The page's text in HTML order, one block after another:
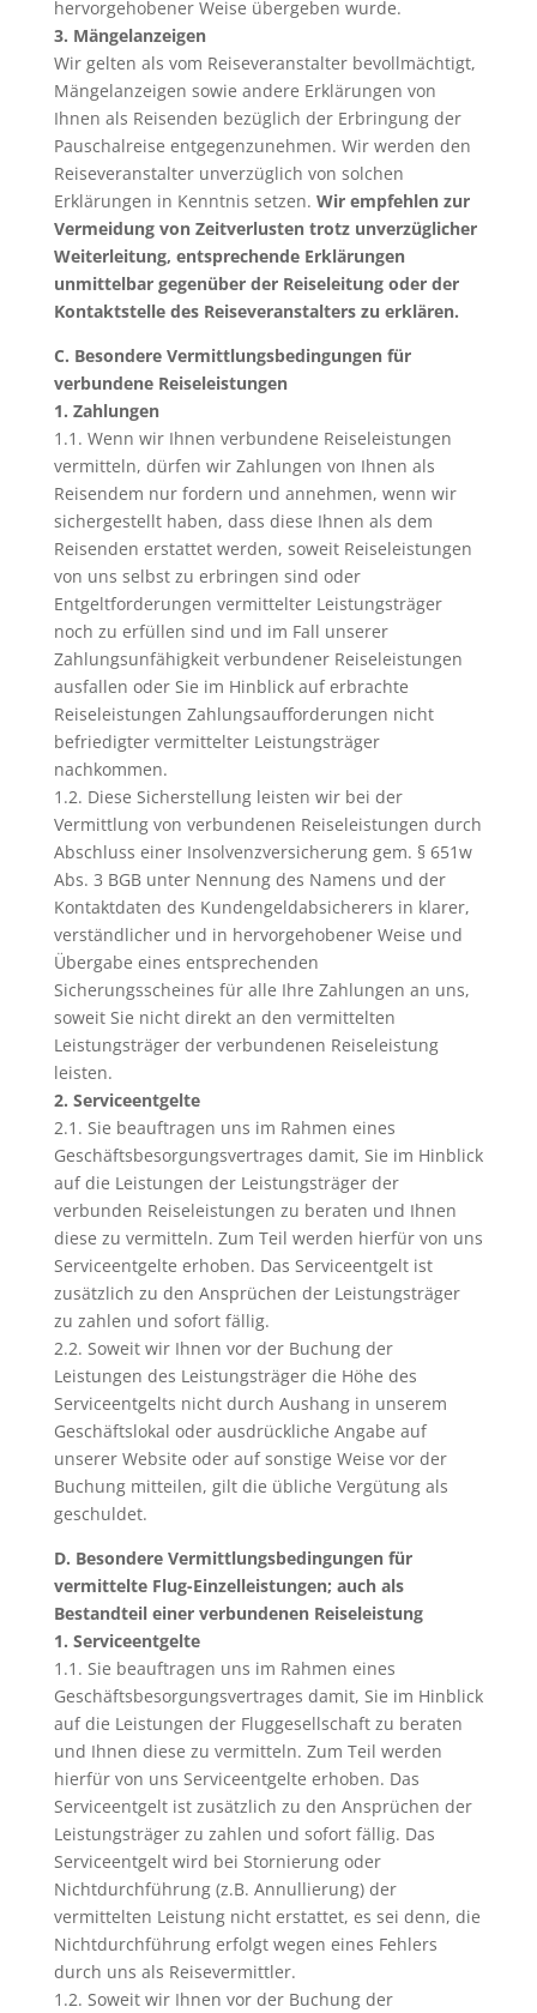
hervorgehobener Weise übergeben wurde.
3. Mängelanzeigen
Wir gelten als vom Reiseveranstalter bevollmächtigt,
Mängelanzeigen sowie andere Erklärungen von
Ihnen als Reisenden bezüglich der Erbringung der
Pauschalreise entgegenzunehmen. Wir werden den
Reiseveranstalter unverzüglich von solchen
Erklärungen in Kenntnis setzen. Wir empfehlen zur
Vermeidung von Zeitverlusten trotz unverzüglicher
Weiterleitung, entsprechende Erklärungen
unmittelbar gegenüber der Reiseleitung oder der
Kontaktstelle des Reiseveranstalters zu erklären.
C. Besondere Vermittlungsbedingungen für
verbundene Reiseleistungen
1. Zahlungen
1.1. Wenn wir Ihnen verbundene Reiseleistungen
vermitteln, dürfen wir Zahlungen von Ihnen als
Reisendem nur fordern und annehmen, wenn wir
sichergestellt haben, dass diese Ihnen als dem
Reisenden erstattet werden, soweit Reiseleistungen
von uns selbst zu erbringen sind oder
Entgeltforderungen vermittelter Leistungsträger
noch zu erfüllen sind und im Fall unserer
Zahlungsunfähigkeit verbundener Reiseleistungen
ausfallen oder Sie im Hinblick auf erbrachte
Reiseleistungen Zahlungsaufforderungen nicht
befriedigter vermittelter Leistungsträger
nachkommen.
1.2. Diese Sicherstellung leisten wir bei der
Vermittlung von verbundenen Reiseleistungen durch
Abschluss einer Insolvenzversicherung gem. § 651w
Abs. 3 BGB unter Nennung des Namens und der
Kontaktdaten des Kundengeldabsicherers in klarer,
verständlicher und in hervorgehobener Weise und
Übergabe eines entsprechenden
Sicherungsscheines für alle Ihre Zahlungen an uns,
soweit Sie nicht direkt an den vermittelten
Leistungsträger der verbundenen Reiseleistung
leisten.
2. Serviceentgelte
2.1. Sie beauftragen uns im Rahmen eines
Geschäftsbesorgungsvertrages damit, Sie im Hinblick
auf die Leistungen der Leistungsträger der
verbunden Reiseleistungen zu beraten und Ihnen
diese zu vermitteln. Zum Teil werden hierfür von uns
Serviceentgelte erhoben. Das Serviceentgelt ist
zusätzlich zu den Ansprüchen der Leistungsträger
zu zahlen und sofort fällig.
2.2. Soweit wir Ihnen vor der Buchung der
Leistungen des Leistungsträger die Höhe des
Serviceentgelts nicht durch Aushang in unserem
Geschäftslokal oder ausdrückliche Angabe auf
unserer Website oder auf sonstige Weise vor der
Buchung mitteilen, gilt die übliche Vergütung als
geschuldet.
D. Besondere Vermittlungsbedingungen für
vermittelte Flug-Einzelleistungen; auch als
Bestandteil einer verbundenen Reiseleistung
1. Serviceentgelte
1.1. Sie beauftragen uns im Rahmen eines
Geschäftsbesorgungsvertrages damit, Sie im Hinblick
auf die Leistungen der Fluggesellschaft zu beraten
und Ihnen diese zu vermitteln. Zum Teil werden
hierfür von uns Serviceentgelte erhoben. Das
Serviceentgelt ist zusätzlich zu den Ansprüchen der
Leistungsträger zu zahlen und sofort fällig. Das
Serviceentgelt wird bei Stornierung oder
Nichtdurchführung (z.B. Annullierung) der
vermittelten Leistung nicht erstattet, es sei denn, die
Nichtdurchführung erfolgt wegen eines Fehlers
durch uns als Reisevermittler.
1.2. Soweit wir Ihnen vor der Buchung der